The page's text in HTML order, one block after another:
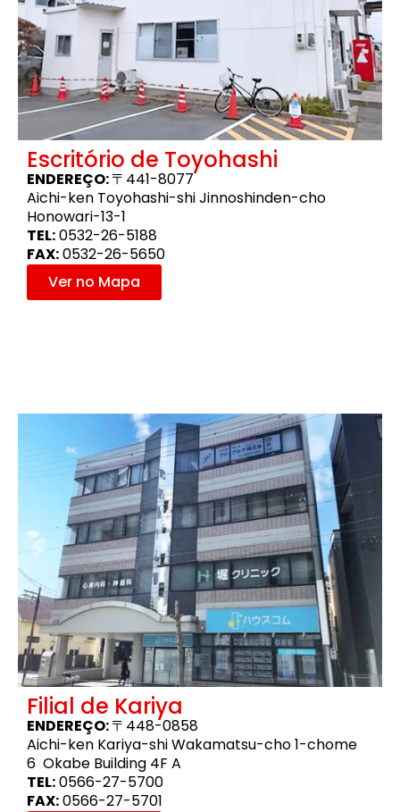
Escritório de Toyohashi
ENDEREÇO:〒441-8077
Aichi-ken Toyohashi-shi Jinnoshinden-cho
Honowari-13-1
TEL:0532-26-5188
FAX:0532-26-5650
Ver no Mapa
Filial de Kariya
ENDEREÇO:〒448-0858
Aichi-ken Kariya-shi Wakamatsu-cho 1-chome
6 Okabe Building 4F A
TEL:0566-27-5700
FAX:0566-27-5701